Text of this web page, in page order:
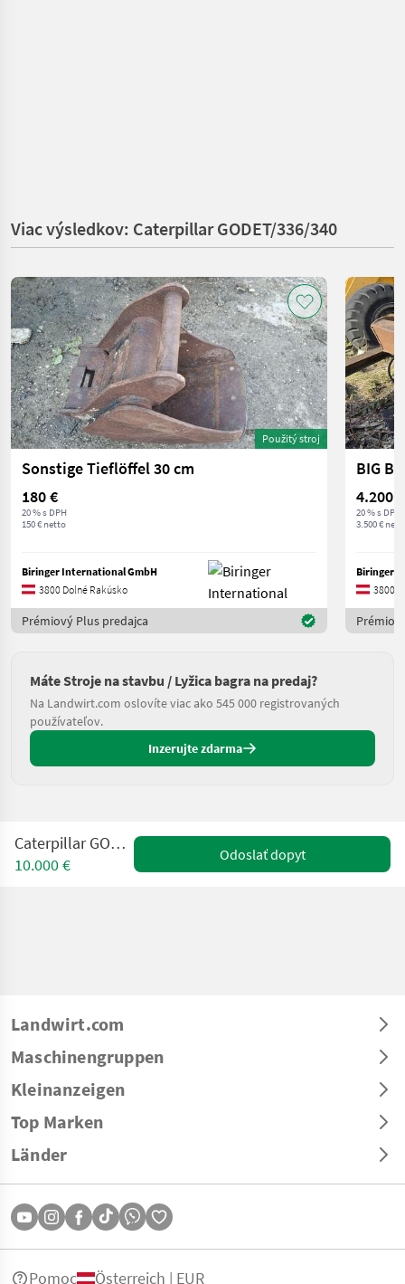
Viac výsledkov: Caterpillar GODET/336/340
Použitý stroj
Sonstige Tieflöffel 30 cm
180 €
20 % s DPH
150 € netto
Biringer International GmbH
3800 Dolné Rakúsko
Prémiový Plus predajca
4.200 €
20 % s DPH
3.500 €
Biringer
3800
Máte Stroje na stavbu / Lyžica bagra na predaj?
Na Landwirt.com oslovíte viac ako 545 000 registrovaných
používateľov.
Inzerujte zdarma
Caterpillar GODET/336/340
10.000 €
Odoslať dopyt
Landwirt.com
Maschinengruppen
Kleinanzeigen
Top Marken
Länder
Pomoc Österreich | EUR